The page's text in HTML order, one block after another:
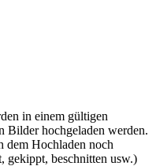
in einem gültigen
Bilder hochgeladen werden.
dem Hochladen noch
gekippt, beschnitten usw.)